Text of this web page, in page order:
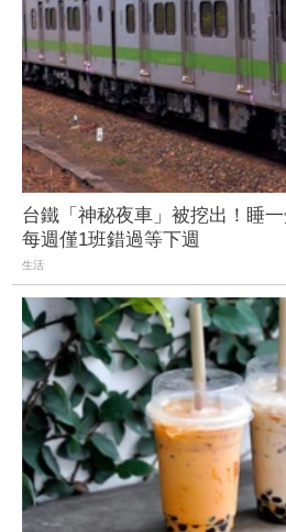
台鐵「神秘夜車」被挖出！睡
每週僅1班錯過等下週
生活